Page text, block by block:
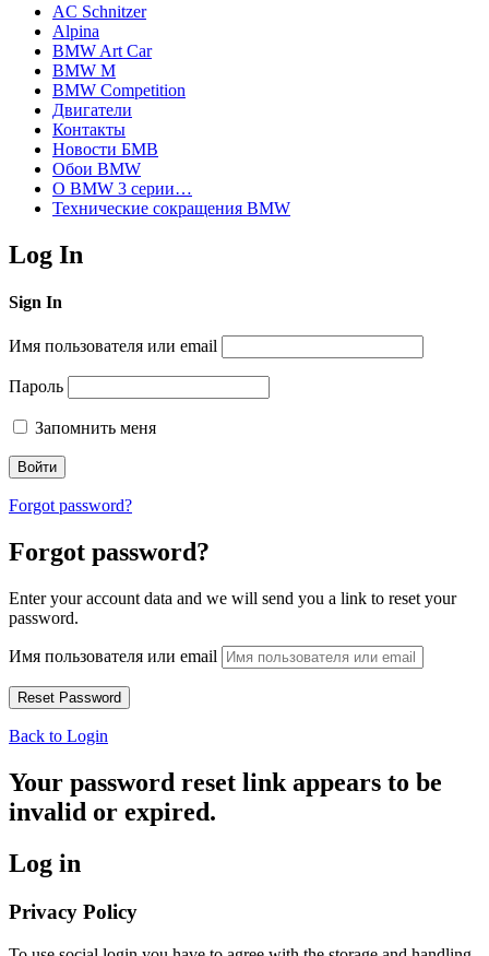
AC Schnitzer
Alpina
BMW Art Car
BMW M
BMW Competition
Двигатели
Контакты
Новости БМВ
Обои BMW
О BMW 3 серии…
Технические сокращения BMW
Log In
Sign In
Имя пользователя или email
Пароль
Запомнить меня
Forgot password?
Forgot password?
Enter your account data and we will send you a link to reset your
password.
Имя пользователя или email
Back to Login
Your password reset link appears to be
invalid or expired.
Log in
Privacy Policy